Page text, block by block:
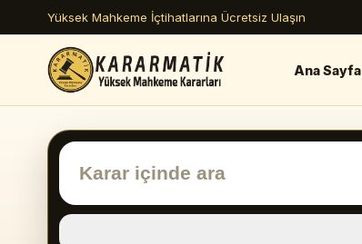
Yüksek Mahkeme İçtihatlarına Ücretsiz Ulaşın
Ana Sayfa